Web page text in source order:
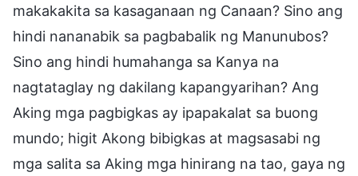
makakakita sa kasaganaan ng Canaan? Sino ang
hindi nananabik sa pagbabalik ng Manunubos?
Sino ang hindi humahanga sa Kanya na
nagtataglay ng dakilang kapangyarihan? Ang
Aking mga pagbigkas ay ipapakalat sa buong
mundo; higit Akong bibigkas at magsasabi ng
mga salita sa Aking mga hinirang na tao, gaya ng